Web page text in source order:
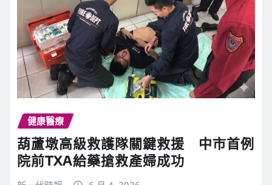
健康醫療
葫蘆墩高級救護隊關鍵救援 中市首例
院前TXA給藥搶救產婦成功